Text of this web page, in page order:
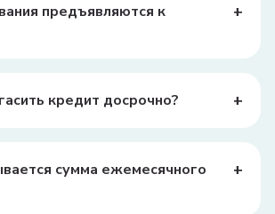
предъявляются к
+
кредит досрочно? +
сумма ежемесячного
+